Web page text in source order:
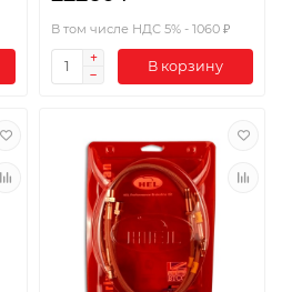
В том числе НДС 5% - 1060 ₽
В корзину